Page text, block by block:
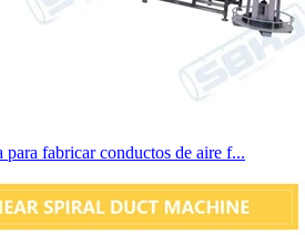
para fabricar conductos de aire f...